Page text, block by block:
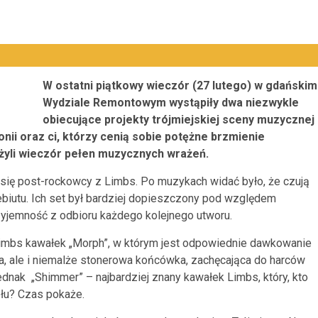
W ostatni piątkowy wieczór (27 lutego) w gdańskim
Wydziale Remontowym wystąpiły dwa niezwykle
obiecujące projekty trójmiejskiej sceny muzycznej
oraz ci, którzy cenią sobie potężne brzmienie
wieczór pełen muzycznych wrażeń.
post-rockowcy z Limbs. Po muzykach widać było, że czują
Ich set był bardziej dopieszczony pod względem
z odbioru każdego kolejnego utworu.
kawałek „Morph”, w którym jest odpowiednie dawkowanie
i niemalże stonerowa końcówka, zachęcająca do harców
„Shimmer” – najbardziej znany kawałek Limbs, który, kto
Czas pokaże.